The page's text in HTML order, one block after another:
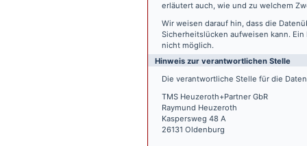
erläutert auch, wie und zu welchem
Wir weisen darauf hin, dass die
Sicherheitslücken aufweisen kann.
nicht möglich.
Hinweis zur verantwortlichen Stelle
Die verantwortliche Stelle für die
TMS Heuzeroth+Partner GbR
Raymund Heuzeroth
Kaspersweg 48 A
26131 Oldenburg